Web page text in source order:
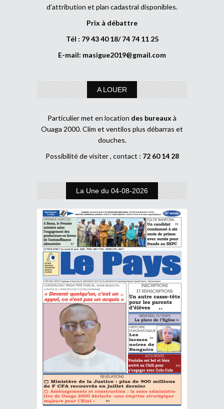
d’attribution et plan cadastral disponibles.
Prix à débattre
Tél : 79 43 40 18/ 74 74 11 25
E-mail: masigue2019@gmail.com
A LOUER
Particulier met en location des bureaux à
Ouaga 2000. Clim et ventilos plus débarras et
douches.
Possibilité de visiter , contact : 72 60 14 28
La Une du 04-08-2026